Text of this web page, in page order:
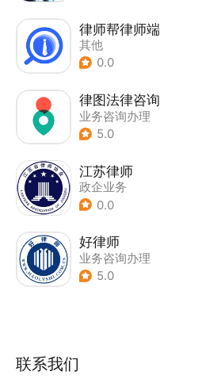
律师帮律师端
其他
0.0
律图法律咨询
业务咨询办理
5.0
江苏律师
政企业务
0.0
好律师
业务咨询办理
| 信息查询
5.0
联系我们